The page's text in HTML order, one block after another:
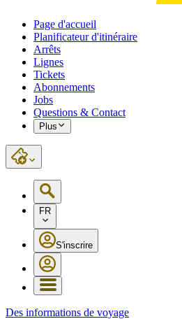
Page d'accueil
Planificateur d'itinéraire
Arrêts
Lignes
Tickets
Abonnements
Jobs
Questions & Contact
Plus
FR
S'inscrire
Des informations de voyage